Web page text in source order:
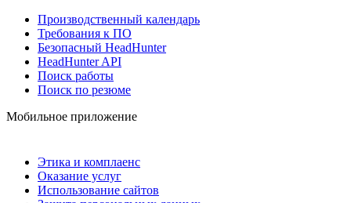
Производственный календарь
Требования к ПО
Безопасный HeadHunter
HeadHunter API
Поиск работы
Поиск по резюме
Мобильное приложение
Этика и комплаенс
Оказание услуг
Использование сайтов